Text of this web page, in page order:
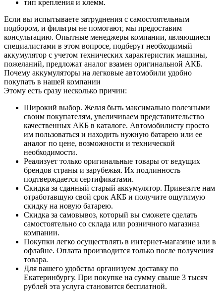
тип крепления и клемм.
Если вы испытываете затруднения с самостоятельным
подбором, и фильтры не помогают, мы предоставим
консультацию. Опытные менеджеры компании, являющиеся
специалистами в этом вопросе, подберут необходимый
аккумулятор с учетом технических характеристик машины,
пожеланий, предложат аналог взамен оригинальной АКБ.
Почему аккумуляторы на легковые автомобили удобно
покупать в нашей компании
Этому есть сразу несколько причин:
Широкий выбор. Желая быть максимально полезными
своим покупателям, увеличиваем представительство
качественных АКБ в каталоге. Автомобилисту просто
им пользоваться и находить нужную батарею или ее
аналог по цене, возможности и технической
необходимости.
Реализует только оригинальные товары от ведущих
брендов страны и зарубежья. Их подлинность
подтверждается сертификатами.
Скидка за сданный старый аккумулятор. Привезите нам
отработавшую свой срок АКБ и получите ощутимую
скидку на новую батарею.
Скидка за самовывоз, который вы сможете сделать
самостоятельно со склада или розничного магазина
компании.
Покупки легко осуществлять в интернет-магазине или в
офлайне. Оплата производится только после получения
товара.
Для вашего удобства организуем доставку по
Екатеринбургу. При покупке на сумму свыше 3 тысяч
рублей эта услуга становится бесплатной.